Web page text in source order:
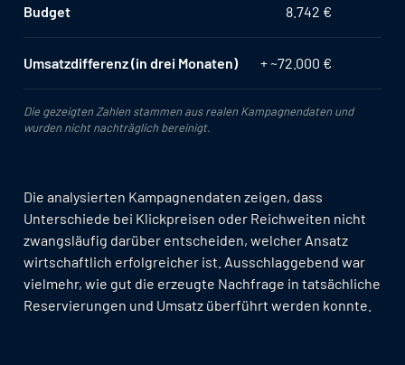
Budget 8.742 €
Umsatzdifferenz (in drei Monaten) + ~72.000 €
Die gezeigten Zahlen stammen aus realen Kampagnendaten und
wurden nicht nachträglich bereinigt.
Die analysierten Kampagnendaten zeigen, dass
Unterschiede bei Klickpreisen oder Reichweiten nicht
zwangsläufig darüber entscheiden, welcher Ansatz
wirtschaftlich erfolgreicher ist. Ausschlaggebend war
vielmehr, wie gut die erzeugte Nachfrage in tatsächliche
Reservierungen und Umsatz überführt werden konnte.